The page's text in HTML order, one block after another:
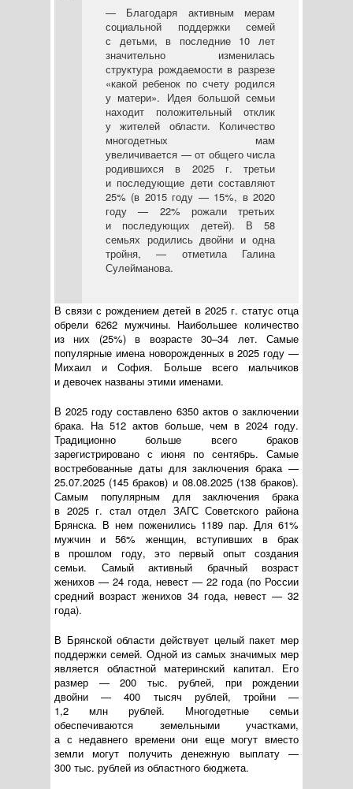
— Благодаря активным мерам
социальной поддержки семей
с детьми, в последние 10 лет
значительно изменилась
структура рождаемости в разрезе
«какой ребенок по счету родился
у матери». Идея большой семьи
находит положительный отклик
у жителей области. Количество
многодетных мам
увеличивается — от общего числа
родившихся в 2025 г. третьи
и последующие дети составляют
25% (в 2015 году — 15%, в 2020
году — 22% рожали третьих
и последующих детей). В 58
семьях родились двойни и одна
тройня, — отметила Галина
Сулейманова.
В связи с рождением детей в 2025 г. статус отца
обрели 6262 мужчины. Наибольшее количество
из них (25%) в возрасте 30–34 лет. Самые
популярные имена новорожденных в 2025 году —
Михаил и София. Больше всего мальчиков
и девочек названы этими именами.
В 2025 году составлено 6350 актов о заключении
брака. На 512 актов больше, чем в 2024 году.
Традиционно больше всего браков
зарегистрировано с июня по сентябрь. Самые
востребованные даты для заключения брака —
25.07.2025 (145 браков) и 08.08.2025(138 браков).
Самым популярным для заключения брака
в 2025 г. стал отдел ЗАГС Советского района
Брянска. В нем поженились 1189 пар. Для 61%
мужчин и 56% женщин, вступивших в брак
в прошлом году, это первый опыт создания
семьи. Самый активный брачный возраст
женихов — 24 года, невест — 22 года (по России
средний возраст женихов 34 года, невест — 32
года).
В Брянской области действует целый пакет мер
поддержки семей. Одной из самых значимых мер
является областной материнский капитал. Его
размер — 200 тыс. рублей, при рождении
двойни — 400 тысяч рублей, тройни —
1,2 млн рублей. Многодетные семьи
обеспечиваются земельными участками,
а с недавнего времени они еще могут вместо
земли могут получить денежную выплату —
300 тыс. рублей из областного бюджета.